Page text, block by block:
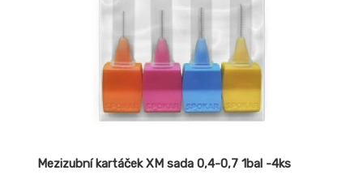
Mezizubní kartáček XM sada 0,4-0,7 1bal -4ks